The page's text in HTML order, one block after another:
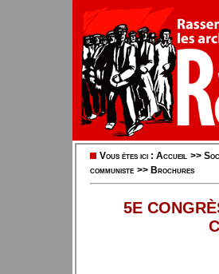
Vous êtes ici : Accueil >>
communiste >> Brochures
5E